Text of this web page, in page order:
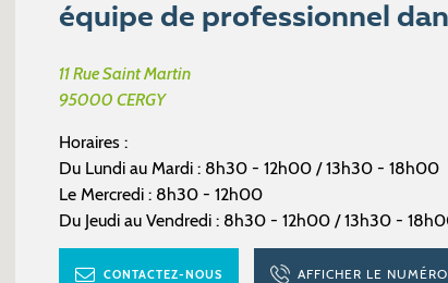
équipe de professionnel
11 Rue Saint Martin
95000 CERGY
Horaires :
Du Lundi au Mardi : 8h30 - 12h00 / 13h30 - 18h00
Le Mercredi : 8h30 - 12h00
Du Jeudi au Vendredi : 8h30 - 12h00 / 13h30 -
CONTACTEZ-NOUS AFFICHER LE NUMÉRO